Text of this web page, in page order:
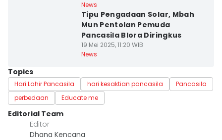
News
Tipu Pengadaan Solar, Mbah
Mun Pentolan Pemuda
Pancasila Blora Diringkus
19 Mei 2025, 11:20 WIB
News
Topics
Hari Lahir Pancasila hari kesaktian pancasila
Pancasila
perbedaan
Educate me
Editorial Team
Editor
Dhana Kencana